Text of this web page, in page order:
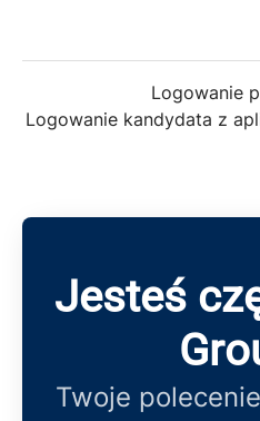
Logowanie
Logowanie kandydata z
Jesteś
Twoje